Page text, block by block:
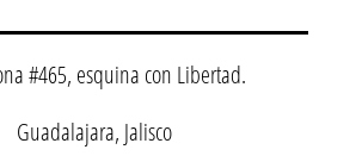
#465, esquina con Libertad.
Guadalajara, Jalisco